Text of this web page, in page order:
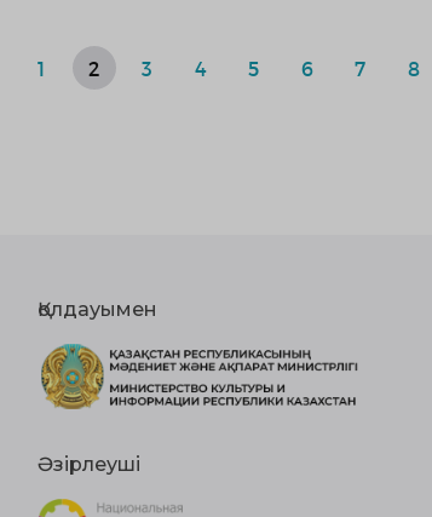
1 2 3 4 5 6 7 8
Қолдауымен
Әзірлеуші